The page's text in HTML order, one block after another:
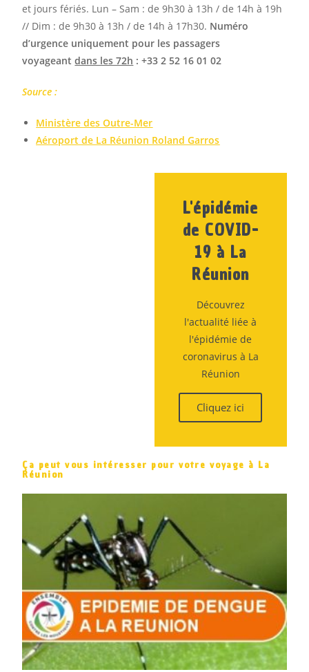
et jours fériés. Lun – Sam : de 9h30 à 13h / de 14h à 19h
// Dim : de 9h30 à 13h / de 14h à 17h30. Numéro
d’urgence uniquement pour les passagers
voyageantdans les 72h : +33 2 52 16 01 02
Source :
Ministère des Outre-Mer
Aéroport de La Réunion Roland Garros
L'épidémie
de COVID-
19 à La
Réunion
Découvrez
l'actualité liée à
l'épidémie de
coronavirus à La
Réunion
Cliquez ici
Ça peut vous intéresser pour votre voyage à La
Réunion